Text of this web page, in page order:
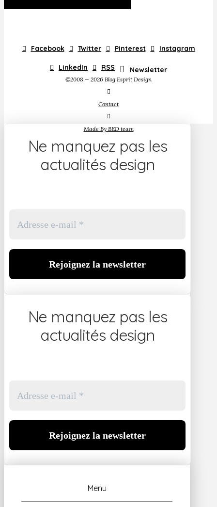
Facebook Twitter Pinterest Instagram
LinkedIn RSS Newsletter
©2008 — 2026 Blog Esprit Design
Contact
Made By BED team
Ne manquez pas les
actualités design
Ne manquez pas les
actualités design
Menu